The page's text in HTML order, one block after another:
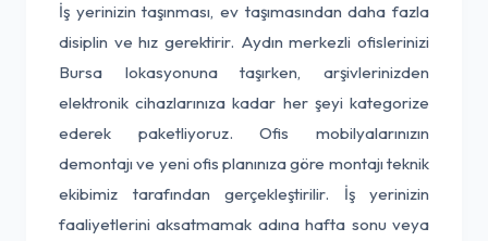
İş yerinizin taşınması, ev taşımasından daha fazla
disiplin ve hız gerektirir. Aydın merkezli ofislerinizi
Bursa lokasyonuna taşırken, arşivlerinizden
elektronik cihazlarınıza kadar her şeyi kategorize
ederek paketliyoruz. Ofis mobilyalarınızın
demontajı ve yeni ofis planınıza göre montajı teknik
ekibimiz tarafından gerçekleştirilir. İş yerinizin
faaliyetlerini aksatmamak adına hafta sonu veya